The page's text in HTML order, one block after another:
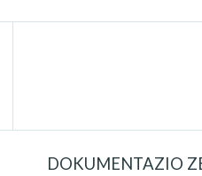
DOKUMENTAZIO